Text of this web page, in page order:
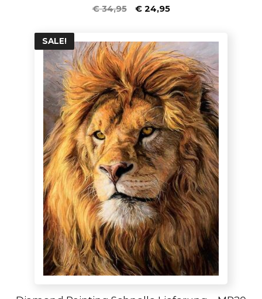
4.00
von 5
€34,95 €24,95
SALE!